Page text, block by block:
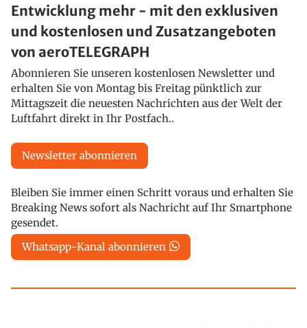
Entwicklung mehr - mit den exklusiven
und kostenlosen und Zusatzangeboten
von aeroTELEGRAPH
Abonnieren Sie unseren kostenlosen Newsletter und
erhalten Sie von Montag bis Freitag pünktlich zur
Mittagszeit die neuesten Nachrichten aus der Welt der
Luftfahrt direkt in Ihr Postfach..
Newsletter abonnieren
Bleiben Sie immer einen Schritt voraus und erhalten Sie
Breaking News sofort als Nachricht auf Ihr Smartphone
gesendet.
Whatsapp-Kanal abonnieren